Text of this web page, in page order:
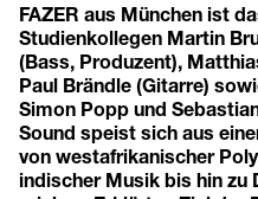
FAZER aus München ist
Studienkollegen Martin
(Bass, Produzent),
Paul Brändle (Gitarre)
Simon Popp und
Sound speist sich aus
von westafrikanischer
indischer Musik bis hin zu